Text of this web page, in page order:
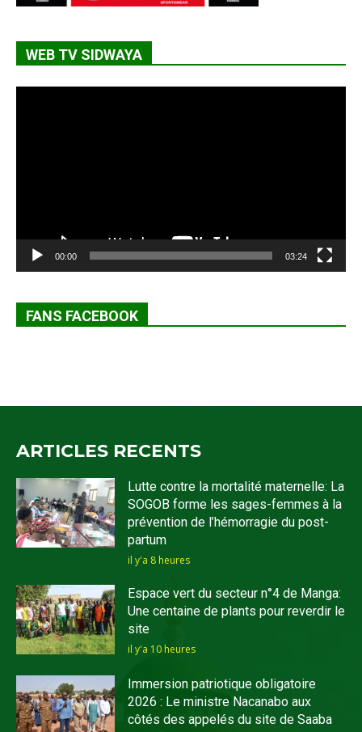
WEB TV SIDWAYA
00:00 03:24
FANS FACEBOOK
ARTICLES RECENTS
Lutte contre la mortalité maternelle: La
SOGOB forme les sages-femmes à la
prévention de l’hémorragie du post-
partum
il y'a 8 heures
Espace vert du secteur n°4 de Manga:
Une centaine de plants pour reverdir le
site
il y'a 10 heures
Immersion patriotique obligatoire
2026 : Le ministre Nacanabo aux
côtés des appelés du site de Saaba